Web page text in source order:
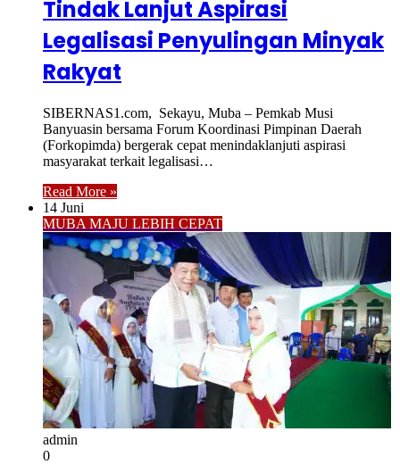
Tindak Lanjut Aspirasi
Legalisasi Penyulingan Minyak
Rakyat
SIBERNAS1.com, Sekayu, Muba – Pemkab Musi
Banyuasin bersama Forum Koordinasi Pimpinan Daerah
(Forkopimda) bergerak cepat menindaklanjuti aspirasi
masyarakat terkait legalisasi…
Read More »
14 Juni
MUBA MAJU LEBIH CEPAT
admin
0